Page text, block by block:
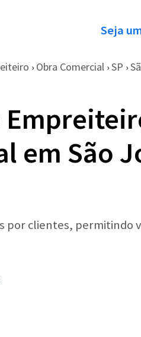
Seja
› Obra Comercial › SP ›
em São
por clientes, permitindo